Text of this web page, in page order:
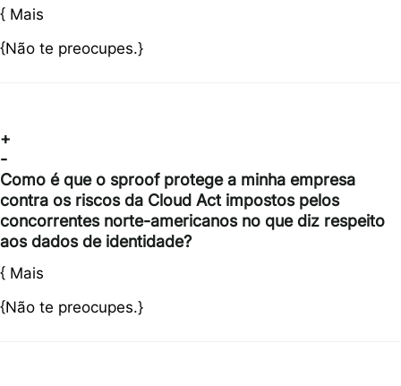
{ Mais
{Não te preocupes.}
+
-
Como é que o sproof protege a minha empresa
contra os riscos da Cloud Act impostos pelos
concorrentes norte-americanos no que diz respeito
aos dados de identidade?
{ Mais
{Não te preocupes.}